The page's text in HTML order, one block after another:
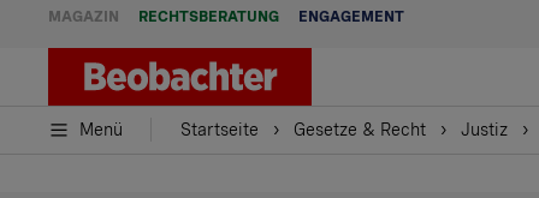
MAGAZIN RECHTSBERATUNG ENGAGEMENT
Menü Startseite Gesetze & Recht Justiz